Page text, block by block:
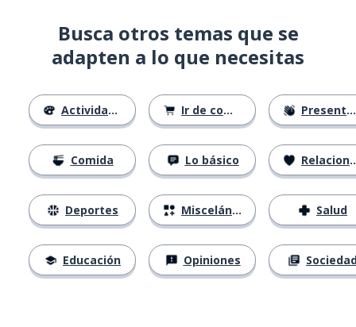
Busca otros temas que se
adapten a lo que necesitas
Actividades
Comida
Deportes
Educación
Ir de compras
Lo básico
Misceláneo
Opiniones
Presentándose
Relaciones
Salud